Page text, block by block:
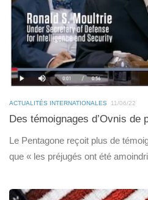
ACTUALITÉS INTERNATIONALES 11/06/22
Des témoignages d’Ovnis de
Le Pentagone reçoit plus de
que « les préjugés ont été